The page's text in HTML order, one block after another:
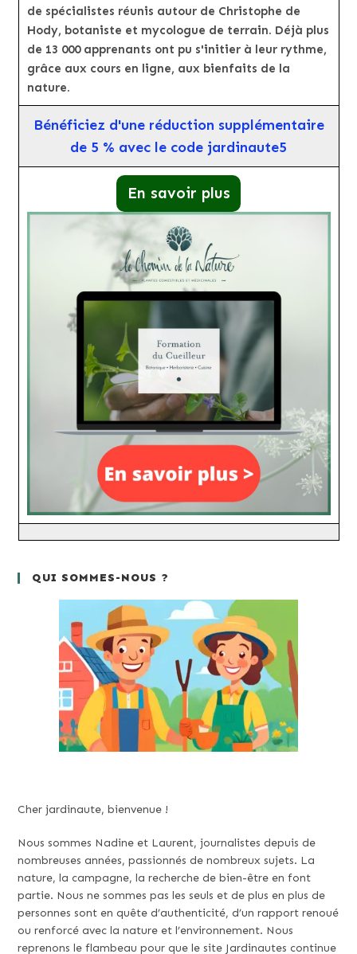
de spécialistes réunis autour de Christophe de
Hody, botaniste et mycologue de terrain. Déjà plus
de 13 000 apprenants ont pu s'initier à leur rythme,
grâce aux cours en ligne, aux bienfaits de la
nature.
Bénéficiez d'une réduction supplémentaire
de 5 % avec le code jardinaute5
En savoir plus
QUI SOMMES-NOUS ?
Cher jardinaute, bienvenue !
Nous sommes Nadine et Laurent, journalistes depuis de
nombreuses années, passionnés de nombreux sujets. La
nature, la campagne, la recherche de bien-être en font
partie. Nous ne sommes pas les seuls et de plus en plus de
personnes sont en quête d’authenticité, d’un rapport renoué
ou renforcé avec la nature et l’environnement. Nous
reprenons le flambeau pour que le site Jardinautes continue